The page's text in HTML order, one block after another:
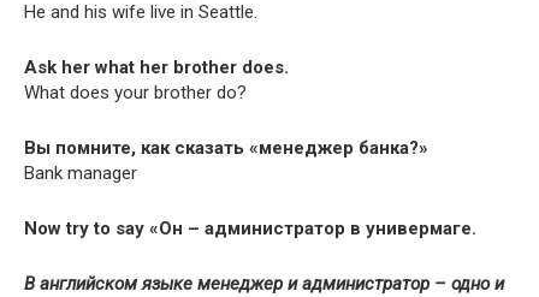
He and his wife live in Seattle.
Ask her what her broth­er does.
What does your broth­er do?
Вы помните, как сказать «менеджер банка?»
Bank manager
Now try to say «Он – администратор в универмаге.
В английском языке менеджер и администратор – одно и